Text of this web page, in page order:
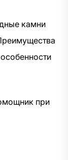
камни
при